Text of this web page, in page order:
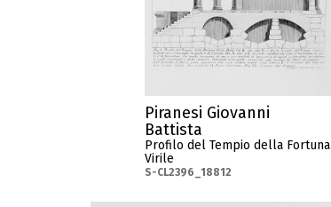
Piranesi Giovanni
Battista
Profilo del Tempio della Fortuna
Virile
S-CL2396_18812